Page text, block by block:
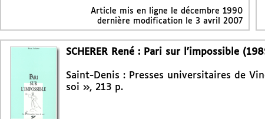
Article mis en ligne le décembre 1990
dernière modification le 3 avril 2007
SCHERER René : Pari sur l’impossible
Saint-Denis : Presses universitaires de
soi », 213 p.